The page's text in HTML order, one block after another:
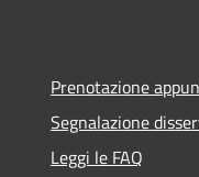
Prenotazione
Segnalazione
Leggi le FAQ